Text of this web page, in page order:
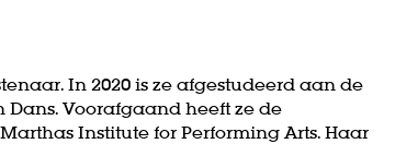
In 2020 is ze afgestudeerd aan de
Voorafgaand heeft ze de
Institute for Performing Arts. Haar